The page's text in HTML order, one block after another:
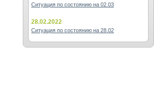
Ситуация по состоянию на 02.03
28.02.2022
Ситуация по состоянию на 28.02